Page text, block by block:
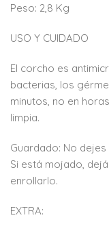
Peso: 2,8 Kg
USO Y CUIDADO
El corcho es
bacterias, los
minutos, no en
limpia.
Guardado: No
Si está mojado,
enrollarlo.
EXTRA: